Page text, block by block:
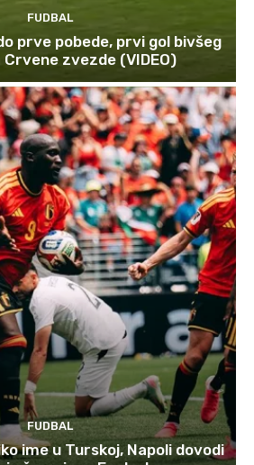
FUDBAL
prve pobede, prvi gol bivšeg
zvezde (VIDEO)
FUDBAL
ime u Turskoj, Napoli dovodi